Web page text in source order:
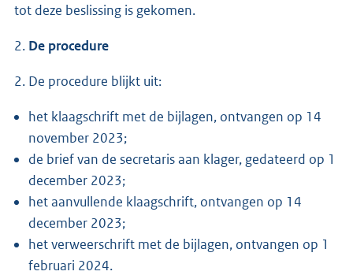
tot deze beslissing is gekomen.
2. De procedure
2. De procedure blijkt uit:
het klaagschrift met de bijlagen, ontvangen op 14
november 2023;
de brief van de secretaris aan klager, gedateerd op 1
december 2023;
het aanvullende klaagschrift, ontvangen op 14
december 2023;
het verweerschrift met de bijlagen, ontvangen op 1
februari 2024.